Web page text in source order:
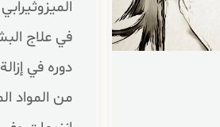
في علاج
دوره في
من المواد